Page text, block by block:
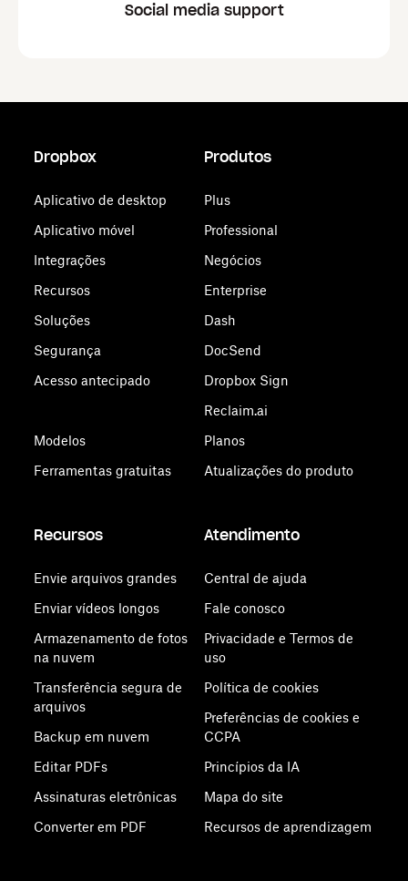
Social media support
Dropbox
Aplicativo de desktop
Aplicativo móvel
Integrações
Recursos
Soluções
Segurança
Acesso antecipado
Modelos
Ferramentas gratuitas
Produtos
Plus
Professional
Negócios
Enterprise
Dash
DocSend
Dropbox Sign
Reclaim.ai
Planos
Atualizações do produto
Recursos
Envie arquivos grandes
Enviar vídeos longos
Armazenamento de fotos
na nuvem
Transferência segura de
arquivos
Backup em nuvem
Editar PDFs
Assinaturas eletrônicas
Converter em PDF
Atendimento
Central de ajuda
Fale conosco
Privacidade e Termos de
uso
Política de cookies
Preferências de cookies e
CCPA
Princípios da IA
Mapa do site
Recursos de aprendizagem